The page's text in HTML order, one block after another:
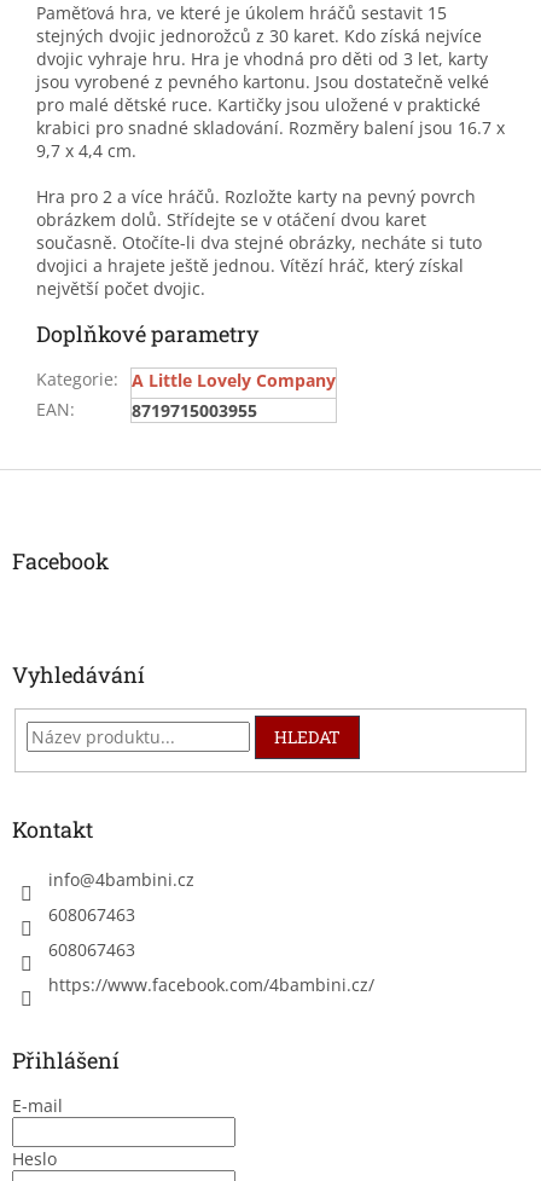
Paměťová hra, ve které je úkolem hráčů sestavit 15
stejných dvojic jednorožců z 30 karet. Kdo získá nejvíce
dvojic vyhraje hru. Hra je vhodná pro děti od 3 let, karty
jsou vyrobené z pevného kartonu. Jsou dostatečně velké
pro malé dětské ruce. Kartičky jsou uložené v praktické
krabici pro snadné skladování. Rozměry balení jsou 16.7 x
9,7 x 4,4 cm.
Hra pro 2 a více hráčů. Rozložte karty na pevný povrch
obrázkem dolů. Střídejte se v otáčení dvou karet
současně. Otočíte-li dva stejné obrázky, necháte si tuto
dvojici a hrajete ještě jednou. Vítězí hráč, který získal
největší počet dvojic.
Doplňkové parametry
Kategorie:
A Little Lovely Company
EAN: 8719715003955
Z
Facebook
Vyhledávání
HLEDAT
Kontakt
info@4bambini.cz
608067463
608067463
https://www.facebook.com/4bambini.cz/
Přihlášení
E-mail
Heslo